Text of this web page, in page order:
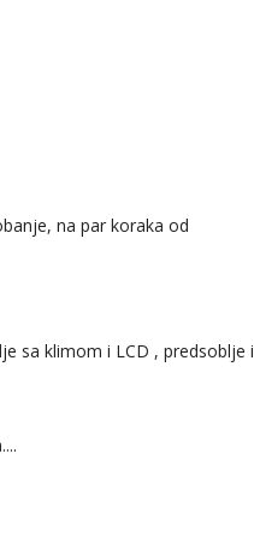
na par koraka od
sa klimom i LCD , predsoblje i